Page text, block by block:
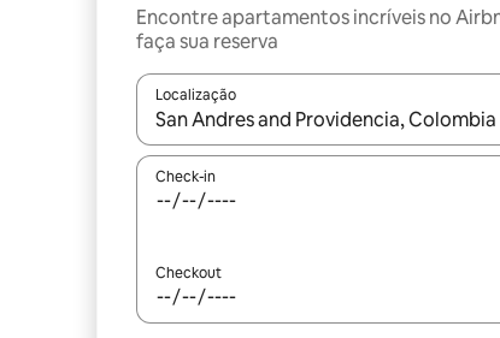
Encontre apartamentos incríveis no
faça sua reserva
Localização
Quando os resultados estiverem
Check-in
Checkout